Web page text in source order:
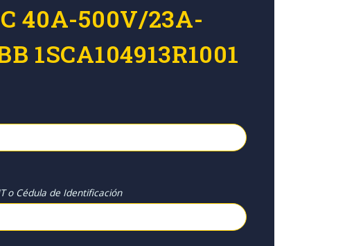
40A-500V/23A-
1SCA104913R1001
o Cédula de Identificación